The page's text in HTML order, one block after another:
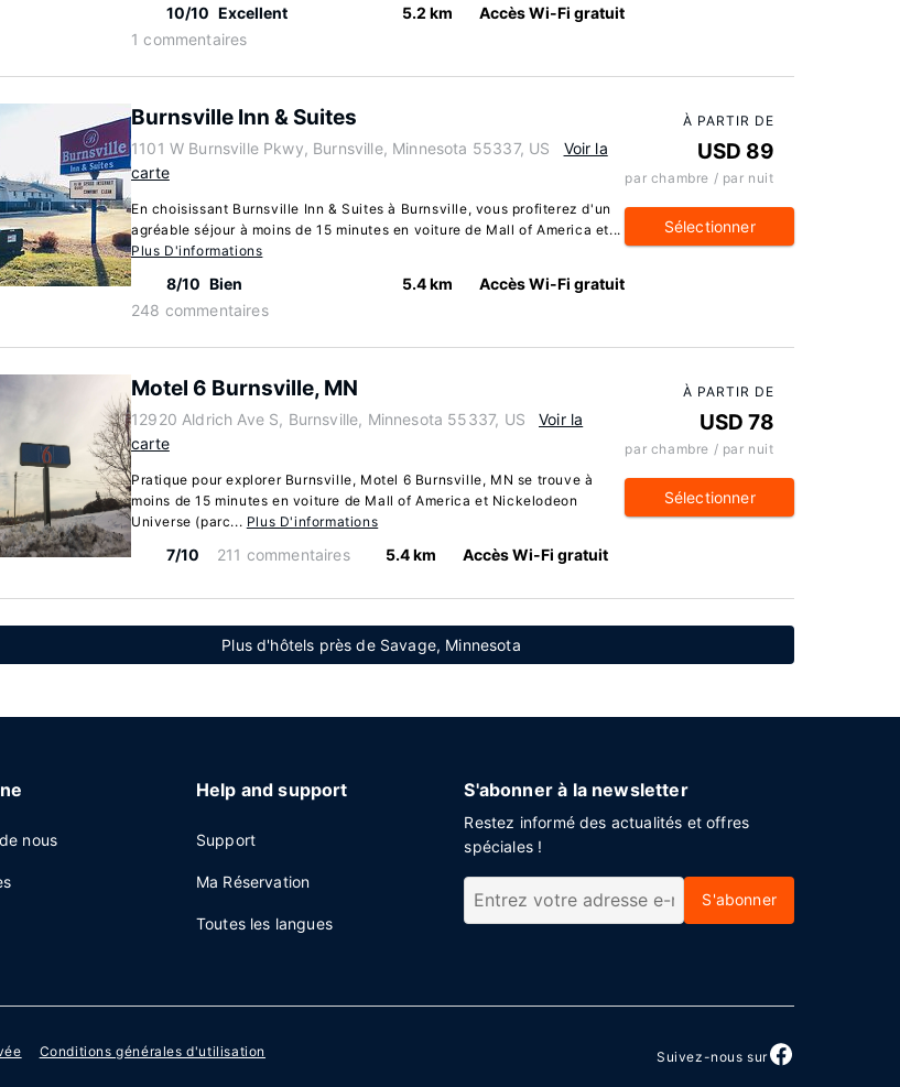
10/10 Excellent
1 commentaires
5.2 km Accès Wi-Fi gratuit
Burnsville Inn & Suites
1101 W Burnsville Pkwy, Burnsville, Minnesota 55337, US
Voir la
carte
En choisissant Burnsville Inn & Suites à Burnsville, vous profiterez d'un
agréable séjour à moins de 15 minutes en voiture de Mall of America et...
Plus D'informations
8/10 Bien
248 commentaires
5.4 km Accès Wi-Fi gratuit
À PARTIR DE
USD 89
par chambre / par nuit
Sélectionner
Motel 6 Burnsville, MN
12920 Aldrich Ave S, Burnsville, Minnesota 55337, US
Voir la
carte
Pratique pour explorer Burnsville, Motel 6 Burnsville, MN se trouve à
moins de 15 minutes en voiture de Mall of America et Nickelodeon
Universe (parc... Plus D'informations
7/10 211 commentaires 5.4 km Accès Wi-Fi gratuit
À PARTIR DE
USD 78
par chambre / par nuit
Sélectionner
Plus d'hôtels près de Savage, Minnesota
nous
Help and support
Support
Ma Réservation
Toutes les langues
S'abonner à la newsletter
Restez informé des actualités et offres
spéciales !
S'abonner
Conditions générales d'utilisation Suivez-nous sur